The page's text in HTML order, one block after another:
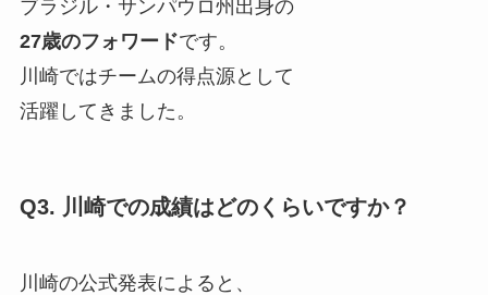
ブラジル・サンパウロ州出身の
27歳のフォワードです。
川崎ではチームの得点源として
活躍してきました。
Q3. 川崎での成績はどのくらいですか？
川崎の公式発表によると、